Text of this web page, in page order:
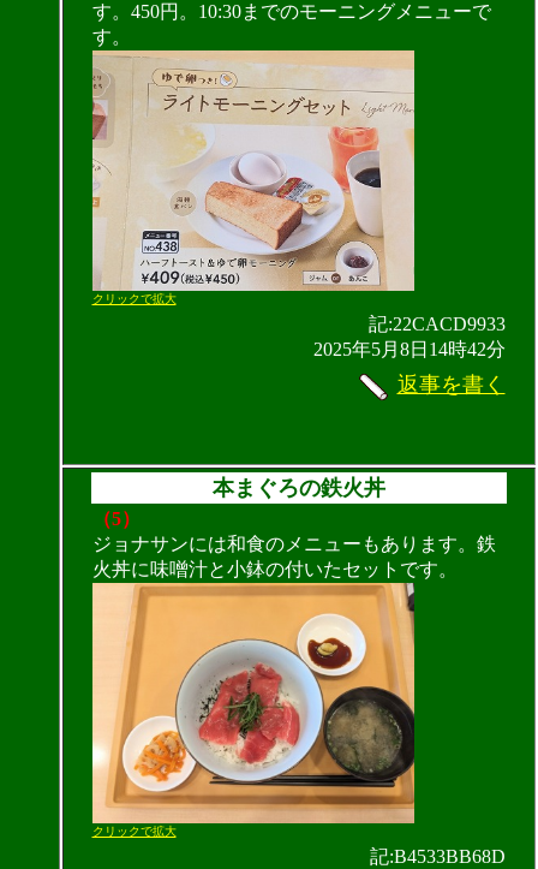
す。450円。10:30までのモーニングメニューで
す。
クリックで拡大
記:22CACD9933
2025年5月8日14時42分
返事を書く
本まぐろの鉄火丼
（5）
ジョナサンには和食のメニューもあります。鉄
火丼に味噌汁と小鉢の付いたセットです。
クリックで拡大
記:B4533BB68D